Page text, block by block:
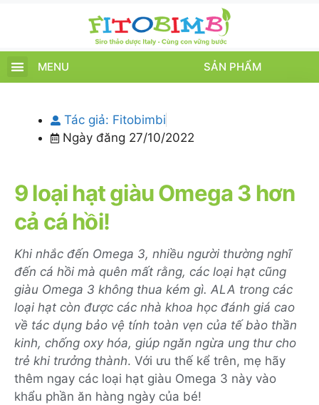
MENU SẢN PHẨM
Tác giả: Fitobimbi
Ngày đăng 27/10/2022
9 loại hạt giàu Omega 3 hơn
cả cá hồi!
Khi nhắc đến Omega 3, nhiều người thường nghĩ
đến cá hồi mà quên mất rằng, các loại hạt cũng
giàu Omega 3 không thua kém gì. ALA trong các
loại hạt còn được các nhà khoa học đánh giá cao
về tác dụng bảo vệ tính toàn vẹn của tế bào thần
kinh, chống oxy hóa, giúp ngăn ngừa ung thư cho
trẻ khi trưởng thành. Với ưu thế kể trên, mẹ hãy
thêm ngay các loại hạt giàu Omega 3 này vào
khẩu phần ăn hàng ngày của bé!